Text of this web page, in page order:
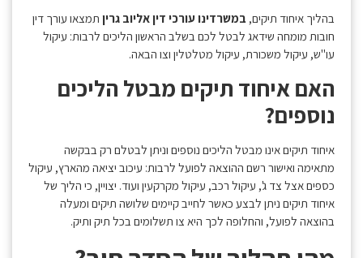
בהליך איחוד תיקים, במשרדינו עורכי דין אליוב גרין תמצאו עורך דין
חובות מומחה שידאג לבטל לכם בשלב הראשון הליכים לרבות: עיקול
עו"ש, עיקול משכורת, עיקול מטלטלין וצו הבאה.
האם איחוד תיקים מבטל הליכים
נוספים?
איחוד תיקים אינו מבטל הליכים נוספים וניתן לבטלם רק בבקשה
מתאימה ואישור רשם ההוצאה לפועל לרבות: עיכוב יציאה מהארץ, עיקול
כספים אצל צד ג', עיקול רכב, עיקול מקרקעין ועוד. יצויין, כי הליך של
איחוד תיקים ניתן לבצע כאשר לחייב קיימים שלושה תיקים ומעלה
בהוצאה לפועל, והחלופה לכך היא צו תשלומים בכל תיק ותיק.